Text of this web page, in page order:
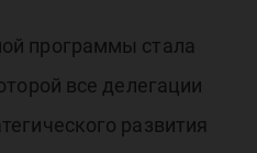
программы стала
все делегации
развития